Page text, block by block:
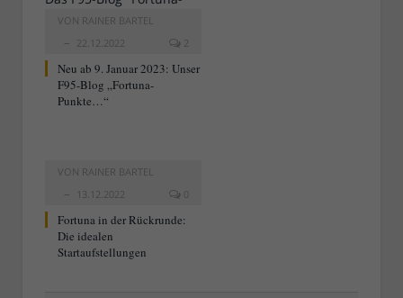
VON RAINER BARTEL
22.12.2022
2
Neu ab 9. Januar 2023: Unser
F95-Blog „Fortuna-
Punkte…“
VON RAINER BARTEL
13.12.2022
0
Fortuna in der Rückrunde:
Die idealen
Startaufstellungen